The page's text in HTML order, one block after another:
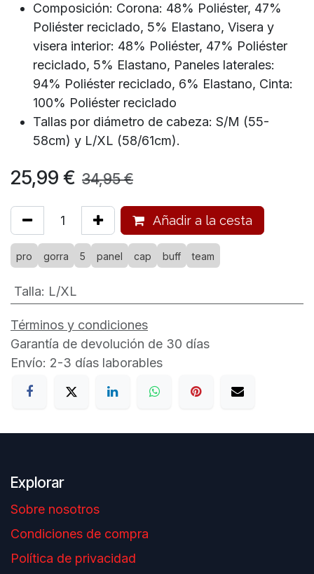
Composición: Corona: 48% Poliéster, 47%
Poliéster reciclado, 5% Elastano, Visera y
visera interior: 48% Poliéster, 47% Poliéster
reciclado, 5% Elastano, Paneles laterales:
94% Poliéster reciclado, 6% Elastano, Cinta:
100% Poliéster reciclado
Tallas por diámetro de cabeza: S/M (55-
58cm) y L/XL (58/61cm).
25,99 € 34,95€
Añadir a la cesta
pro gorra 5 panel cap buff team
Talla: L/XL
Términos y condiciones
Garantía de devolución de 30 días
Envío: 2-3 días laborables
Explorar
Sobre nosotros
Condiciones de compra
Política de privacidad